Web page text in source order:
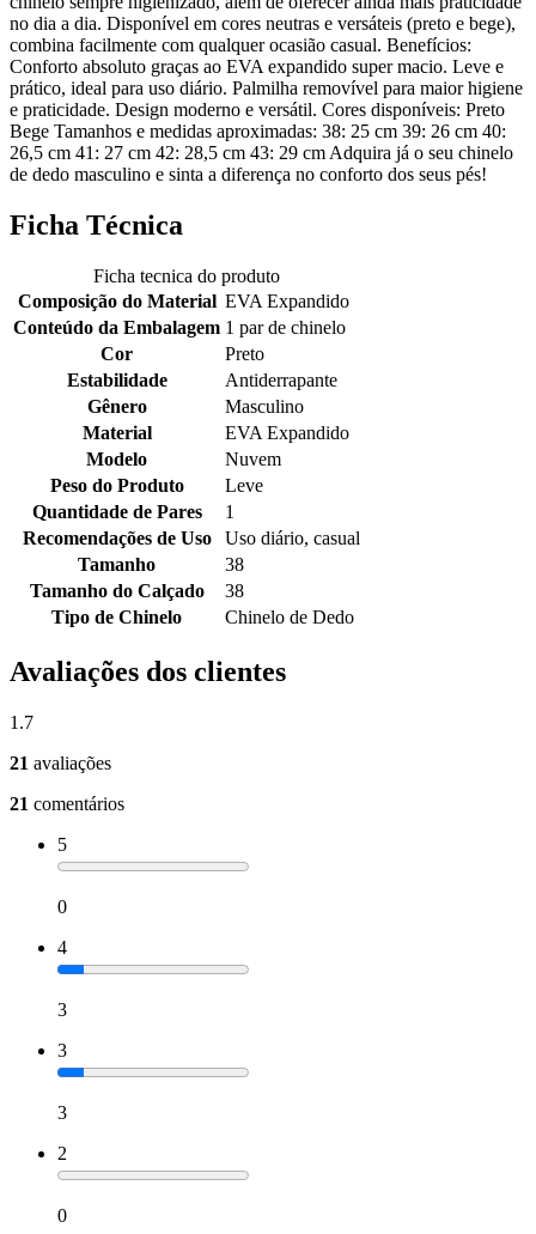
no dia a dia. Disponível em cores neutras e versáteis (preto e bege),
combina facilmente com qualquer ocasião casual. Benefícios:
Conforto absoluto graças ao EVA expandido super macio. Leve e
prático, ideal para uso diário. Palmilha removível para maior higiene
e praticidade. Design moderno e versátil. Cores disponíveis: Preto
Bege Tamanhos e medidas aproximadas: 38: 25 cm 39: 26 cm 40:
26,5 cm 41: 27 cm 42: 28,5 cm 43: 29 cm Adquira já o seu chinelo
de dedo masculino e sinta a diferença no conforto dos seus pés!
Ficha Técnica
Ficha tecnica do produto
Composição do Material EVA Expandido
Conteúdo da Embalagem 1 par de chinelo
Cor
Preto
Estabilidade
Antiderrapante
Gênero
Masculino
Material
EVA Expandido
Modelo
Nuvem
Peso do Produto
Leve
Quantidade de Pares
1
Recomendações de Uso
Uso diário, casual
Tamanho
38
Tamanho do Calçado
38
Tipo de Chinelo
Chinelo de Dedo
Avaliações dos clientes
1.7
21 avaliações
21 comentários
5
0
4
3
3
3
2
0